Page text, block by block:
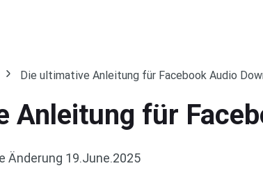
Die ultimative Anleitung für Facebook Audio
Anleitung für
Änderung 19.June.2025